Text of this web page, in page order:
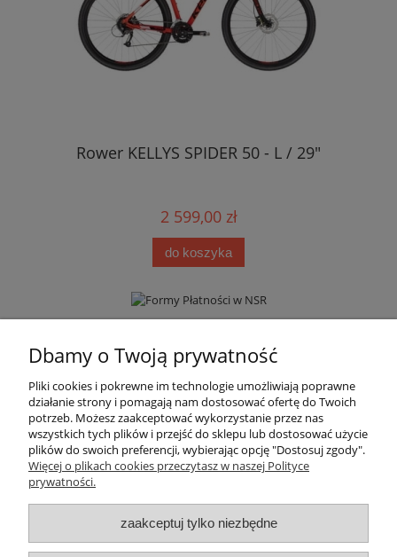
Rower KELLYS SPIDER 50 - L / 29"
2 599,00 zł
do koszyka
Informacje
Moje konto
Płatności i dostawa
Kontakt
Dbamy o Twoją prywatność
Pliki cookies i pokrewne im technologie umożliwiają poprawne
działanie strony i pomagają nam dostosować ofertę do Twoich
potrzeb. Możesz zaakceptować wykorzystanie przez nas
wszystkich tych plików i przejść do sklepu lub dostosować użycie
plików do swoich preferencji, wybierając opcję "Dostosuj zgody".
Więcej o plikach cookies przeczytasz w naszej Polityce
prywatności.
zaakceptuj tylko niezbędne